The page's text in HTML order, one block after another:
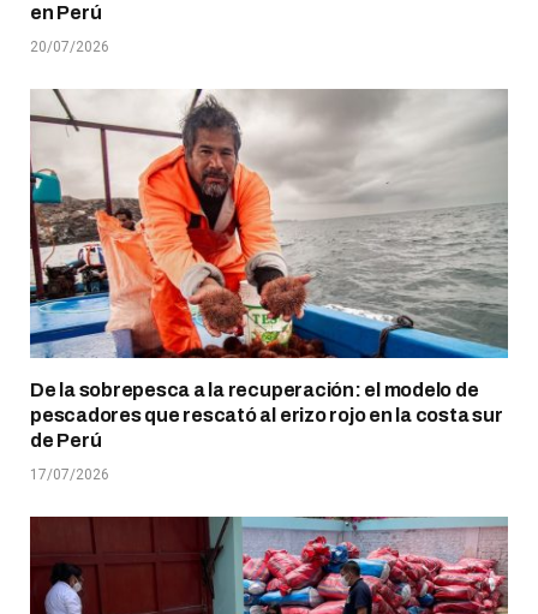
en Perú
20/07/2026
De la sobrepesca a la recuperación: el modelo de
pescadores que rescató al erizo rojo en la costa sur
de Perú
17/07/2026